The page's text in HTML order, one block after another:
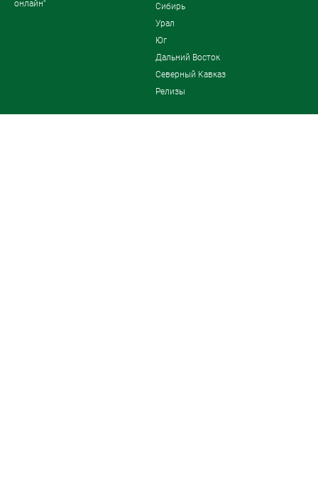
онлайн"
Сибирь
Урал
Юг
Дальний Восток
Северный Кавказ
Релизы